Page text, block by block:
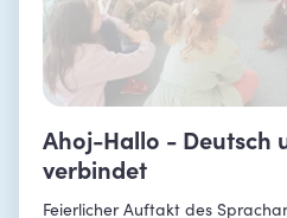
Ahoj-Hallo - Deutsch
verbindet
Feierlicher Auftakt des